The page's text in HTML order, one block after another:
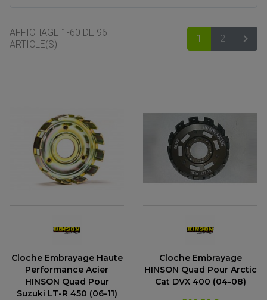
ACCESSOIRES MOTO
CLIGNOTANT ADAPTABLE, UNIVERSEL
EMBOUT DE GUIDON
EQUIPEMENT VINTAGE
FEU ARRIÈRE MOTO
GUIDON
PONTET / REHAUSSE DE GUIDON
NOS MARQUES
ACCESSOIRE QUAD ARTIC CAT
ACCESSOIRE QUAD CAN-AM
ACCESSOIRES MOTO CROSS ET ENDURO
ACCESSOIRES ANODISES
ACCESSOIRES PADDOCK
AFFICHAGE 1-60 DE 96
ARTICLE(S)
1 2 
Cloche Embrayage Haute
Performance Acier
HINSON Quad Pour
Suzuki LT-R 450 (06-11)
Cloche Embrayage
HINSON Quad Pour Arctic
Cat DVX 400 (04-08)